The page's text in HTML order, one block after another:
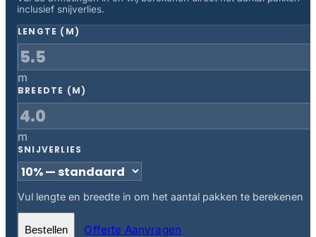
inclusief snijverlies.
LENGTE (M)
m
BREEDTE (M)
m
SNIJVERLIES
Vul lengte en breedte in om het aantal pakken te berekenen
Bestellen Offerte Aanvragen